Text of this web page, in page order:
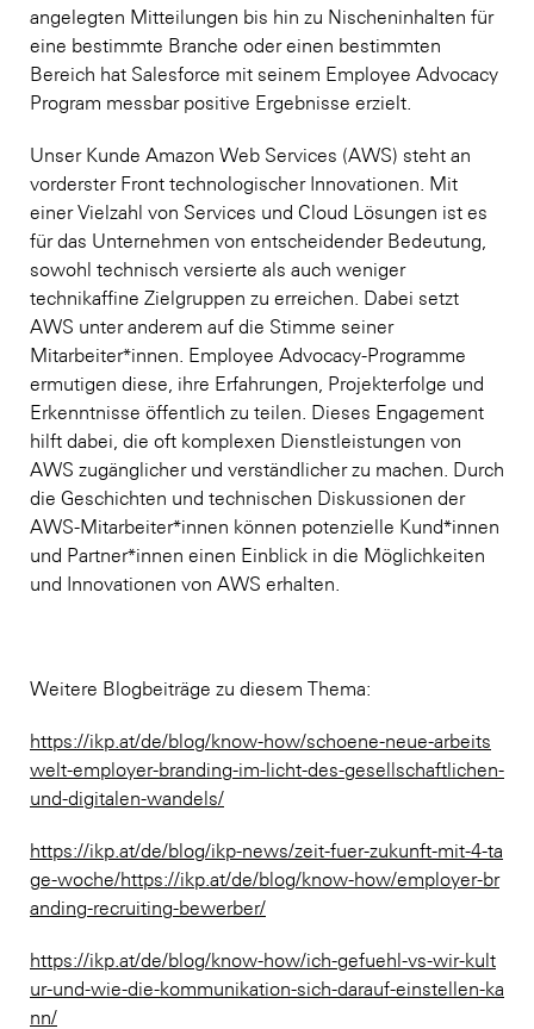
angelegten Mitteilungen bis hin zu Nischeninhalten für
eine bestimmte Branche oder einen bestimmten
Bereich hat Salesforce mit seinem Employee Advocacy
Program messbar positive Ergebnisse erzielt.
Unser Kunde Amazon Web Services (AWS) steht an
vorderster Front technologischer Innovationen. Mit
einer Vielzahl von Services und Cloud Lösungen ist es
für das Unternehmen von entscheidender Bedeutung,
sowohl technisch versierte als auch weniger
technikaffine Zielgruppen zu erreichen. Dabei setzt
AWS unter anderem auf die Stimme seiner
Mitarbeiter*innen. Employee Advocacy-Programme
ermutigen diese, ihre Erfahrungen, Projekterfolge und
Erkenntnisse öffentlich zu teilen. Dieses Engagement
hilft dabei, die oft komplexen Dienstleistungen von
AWS zugänglicher und verständlicher zu machen. Durch
die Geschichten und technischen Diskussionen der
AWS-Mitarbeiter*innen können potenzielle Kund*innen
und Partner*innen einen Einblick in die Möglichkeiten
und Innovationen von AWS erhalten.
Weitere Blogbeiträge zu diesem Thema:
https://ikp.at/de/blog/know-how/schoene-neue-arbeits
welt-employer-branding-im-licht-des-gesellschaftlichen-
und-digitalen-wandels/
https://ikp.at/de/blog/ikp-news/zeit-fuer-zukunft-mit-4-ta
ge-woche/https://ikp.at/de/blog/know-how/employer-br
anding-recruiting-bewerber/
https://ikp.at/de/blog/know-how/ich-gefuehl-vs-wir-kult
ur-und-wie-die-kommunikation-sich-darauf-einstellen-ka
nn/